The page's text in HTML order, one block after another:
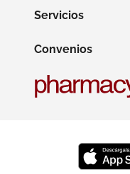
Servicios
Convenios